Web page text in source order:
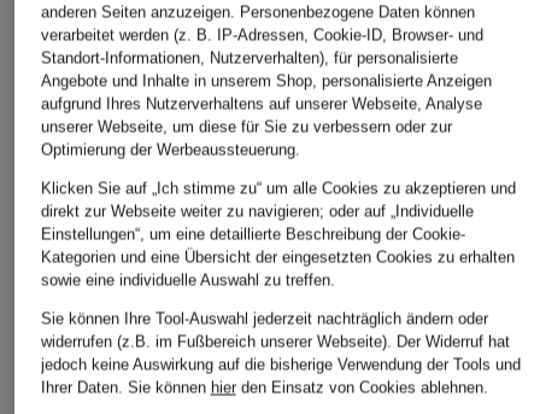
ÄHNLICHE ARTIKEL ENTDECKEN
anderen Seiten anzuzeigen. Personenbezogene Daten können
verarbeitet werden (z. B. IP-Adressen, Cookie-ID, Browser- und
Standort-Informationen, Nutzerverhalten), für personalisierte
Angebote und Inhalte in unserem Shop, personalisierte Anzeigen
aufgrund Ihres Nutzerverhaltens auf unserer Webseite, Analyse
unserer Webseite, um diese für Sie zu verbessern oder zur
Optimierung der Werbeaussteuerung.
Klicken Sie auf „Ich stimme zu“ um alle Cookies zu akzeptieren und
direkt zur Webseite weiter zu navigieren; oder auf „Individuelle
Einstellungen“, um eine detaillierte Beschreibung der Cookie-
Kategorien und eine Übersicht der eingesetzten Cookies zu erhalten
sowie eine individuelle Auswahl zu treffen.
Sie können Ihre Tool-Auswahl jederzeit nachträglich ändern oder
widerrufen (z.B. im Fußbereich unserer Webseite). Der Widerruf hat
jedoch keine Auswirkung auf die bisherige Verwendung der Tools und
Ihrer Daten. Sie können hierden Einsatz von Cookies ablehnen.